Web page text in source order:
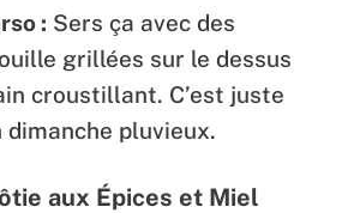
: Sers ça avec des
grillées sur le dessus
croustillant. C’est juste
pluvieux.
aux Épices et Miel